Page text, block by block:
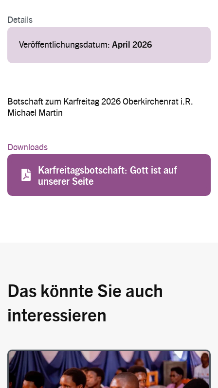
Details
Veröffentlichungsdatum: April 2026
Botschaft zum Karfreitag 2026 Oberkirchenrat i.R.
Michael Martin
Downloads
Karfreitagsbotschaft: Gott ist auf
unserer Seite
Das könnte Sie auch
interessieren
Image